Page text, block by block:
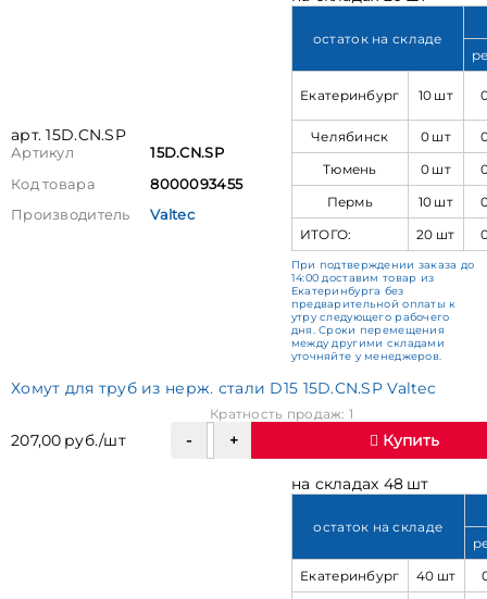
арт. 15D.CN.SP
Артикул
15D.CN.SP
Код товара
8000093455
Производитель
Valtec
остаток на складе
Екатеринбург 10 шт
Челябинск 0 шт
Тюмень
0 шт
Пермь
10 шт
ИТОГО:
20 шт
При подтверждении заказа до
14:00 доставим товар из
Екатеринбурга без
предварительной оплаты к
утру следующего рабочего
дня. Сроки перемещения
между другими складами
уточняйте у менеджеров.
Хомут для труб из нерж. стали D15 15D.CN.SP Valtec
207,00 руб./шт
Кратность продаж: 1
Купить
на складах 48 шт
остаток на складе
Екатеринбург
40 шт